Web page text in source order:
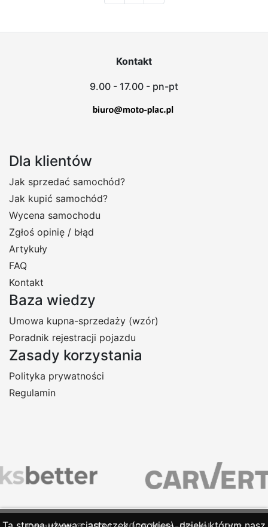
Kontakt
9.00 - 17.00 - pn-pt
Dla klientów
Jak sprzedać samochód?
Jak kupić samochód?
Wycena samochodu
Zgłoś opinię / błąd
Artykuły
FAQ
Kontakt
Baza wiedzy
Umowa kupna-sprzedaży (wzór)
Poradnik rejestracji pojazdu
Zasady korzystania
Polityka prywatności
Regulamin